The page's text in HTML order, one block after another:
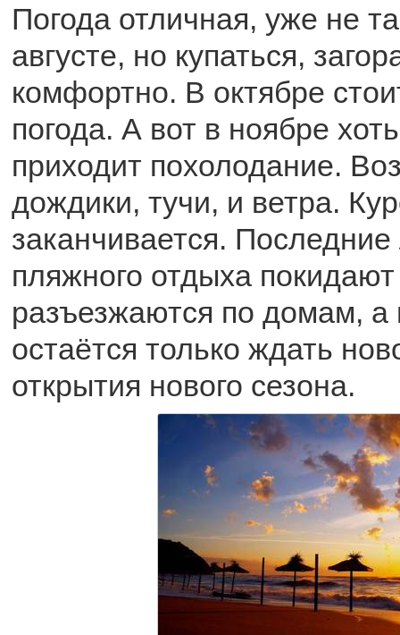
Погода отличная, уже не
августе, но купаться,
комфортно. В октябре
погода. А вот в ноябре
приходит похолодание.
дождики, тучи, и ветра.
заканчивается.
пляжного отдыха
разъезжаются по домам,
остаётся только ждать
открытия нового сезона.